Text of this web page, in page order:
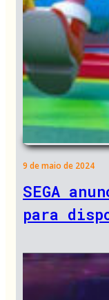
9 de maio de 2024
SEGA
para